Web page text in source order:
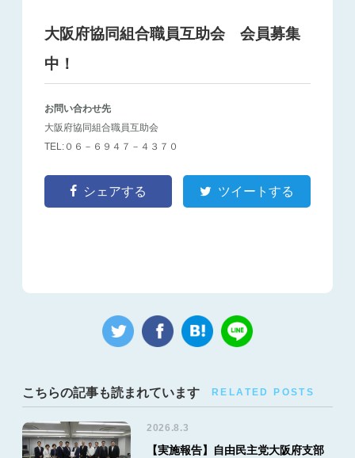
大阪府協同組合職員互助会 会員募集
中！
お問い合わせ先
大阪府協同組合職員互助会
TEL:０６－６９４７－４３７０
シェアする ツイートする
こちらの記事も読まれています RELATED POSTS
2026.8.3
【実施報告】自由民主党大阪府支部